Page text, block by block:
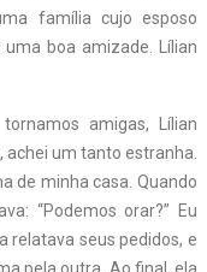
família cujo esposo
boa amizade. Lílian
amigas, Lílian
um tanto estranha.
de minha casa. Quando
“Podemos orar?” Eu
relatava seus pedidos, e
pela outra. Ao final, ela